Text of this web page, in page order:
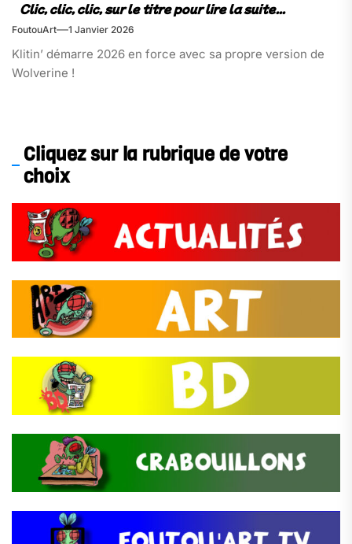
FoutouArt 1 Janvier 2026
Klitin’ démarre 2026 en force avec sa propre version de
Wolverine !
Cliquez sur la rubrique de votre
choix